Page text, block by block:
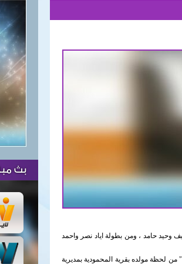
محمد ياسين ومن تاليف وحيد حامد ، ومن بطولة اياد نصر واحمد
لحظة مولده بقرية المحمودية بمديرية
بث